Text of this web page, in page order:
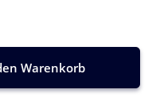
Warenkorb